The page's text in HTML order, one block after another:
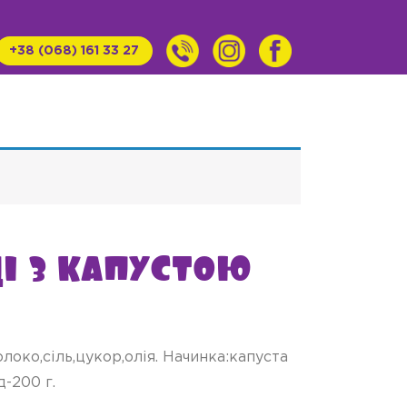
+38 (068) 161 33 27
з капустою
Начинка:капуста
200 г.